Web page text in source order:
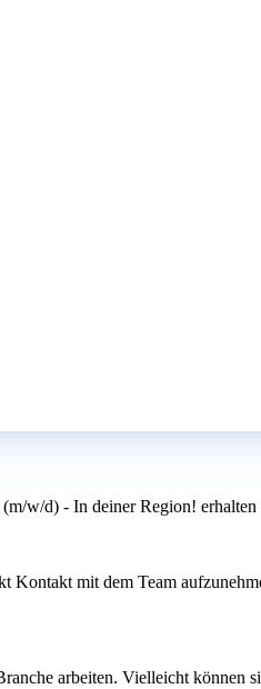
w/d) - In deiner Region! erhalten
Kontakt mit dem Team
arbeiten. Vielleicht können